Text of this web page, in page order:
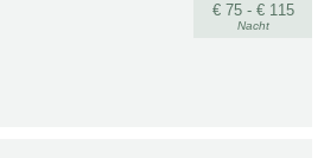
€ 75 - € 115
Nacht